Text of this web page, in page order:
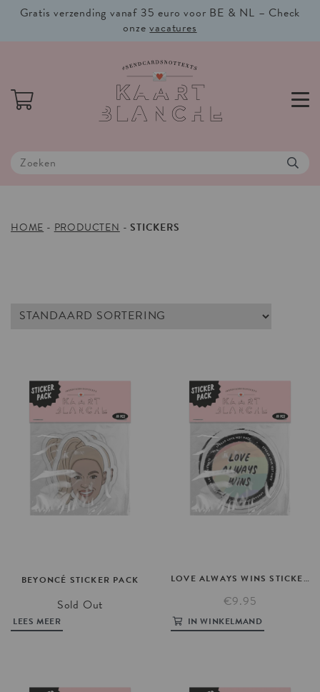
Gratis verzending vanaf 35 euro voor BE & NL – Check
onzevacatures
HOME - PRODUCTEN -STICKERS
BEYONCÉ STICKER PACK
Sold Out
LEES MEER
LOVE ALWAYS WINS STICKER
€9.95
IN WINKELMAND